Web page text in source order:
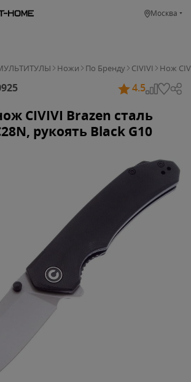
Москва
Ножи По Бренду CIVIVI Нож
4.5
CIVIVI Brazen сталь
рукоять Black G10